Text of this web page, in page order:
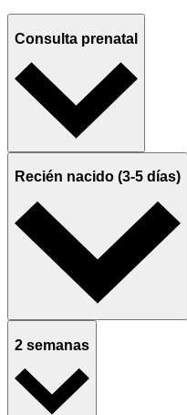
Consulta prenatal
Recién nacido (3-5 días)
2 semanas